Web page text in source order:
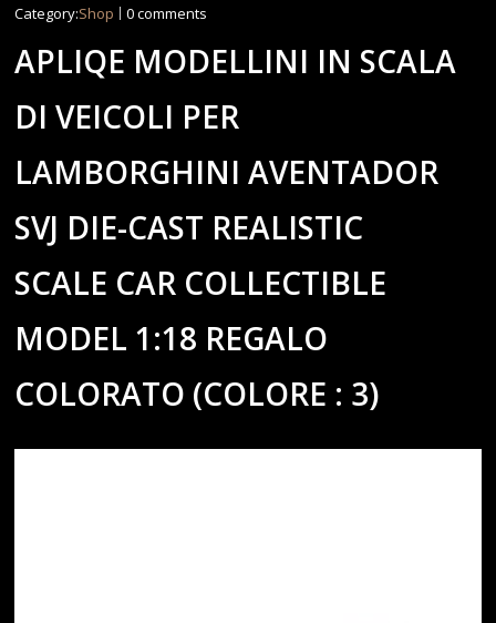
Category:Shop 0 comments
APLIQE MODELLINI IN SCALA
DI VEICOLI PER
LAMBORGHINI AVENTADOR
SVJ DIE-CAST REALISTIC
SCALE CAR COLLECTIBLE
MODEL 1:18 REGALO
COLORATO (COLORE : 3)